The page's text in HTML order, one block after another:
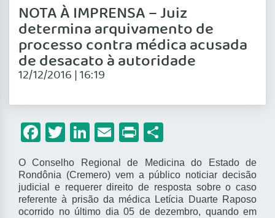
NOTA À IMPRENSA – Juiz
determina arquivamento de
processo contra médica acusada
de desacato à autoridade
12/12/2016 | 16:19
Facebook
Twitter
LinkedIn
Email
Print
O Conselho Regional de Medicina do Estado de
Rondônia (Cremero) vem a público noticiar decisão
judicial e requerer direito de resposta sobre o caso
referente à prisão da médica Letícia Duarte Raposo
ocorrido no último dia 05 de dezembro, quando em